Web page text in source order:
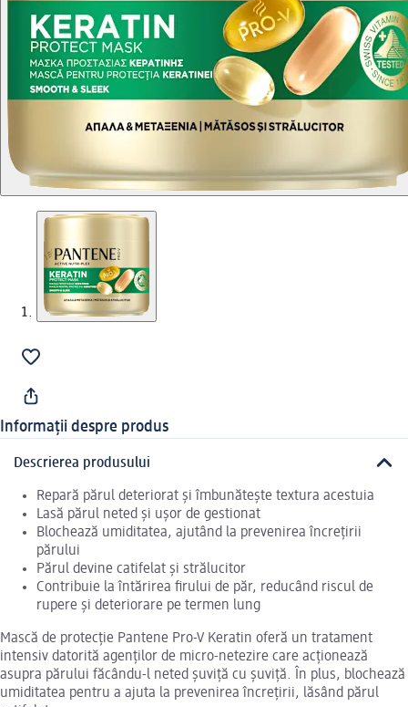
Informații despre produs
Descrierea produsului
Repară părul deteriorat și îmbunătește textura acestuia
Lasă părul neted și ușor de gestionat
Blochează umiditatea, ajutând la prevenirea încrețirii
părului
Părul devine catifelat și strălucitor
Contribuie la întărirea firului de păr, reducând riscul de
rupere și deteriorare pe termen lung
Mască de protecție Pantene Pro-V Keratin oferă un tratament
intensiv datorită agenților de micro-netezire care acționează
asupra părului făcându-l neted șuviță cu șuviță. În plus, blochează
umiditatea pentru a ajuta la prevenirea încrețirii, lăsând părul